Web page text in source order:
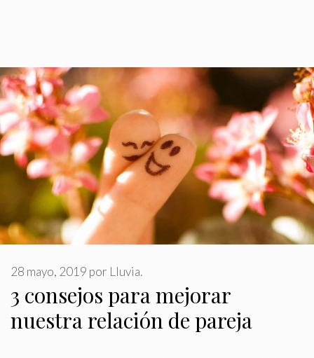
3 consejos para mejorar
nuestra relación de pareja
28 mayo, 2019 por Lluvia.